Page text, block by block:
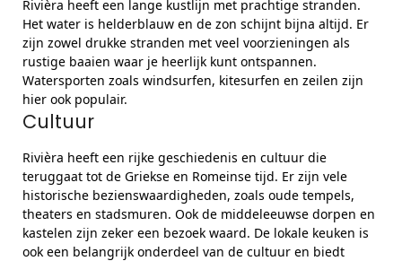
Rivièra heeft een lange kustlijn met prachtige stranden.
Het water is helderblauw en de zon schijnt bijna altijd. Er
zijn zowel drukke stranden met veel voorzieningen als
rustige baaien waar je heerlijk kunt ontspannen.
Watersporten zoals windsurfen, kitesurfen en zeilen zijn
hier ook populair.
Cultuur
Rivièra heeft een rijke geschiedenis en cultuur die
teruggaat tot de Griekse en Romeinse tijd. Er zijn vele
historische bezienswaardigheden, zoals oude tempels,
theaters en stadsmuren. Ook de middeleeuwse dorpen en
kastelen zijn zeker een bezoek waard. De lokale keuken is
ook een belangrijk onderdeel van de cultuur en biedt